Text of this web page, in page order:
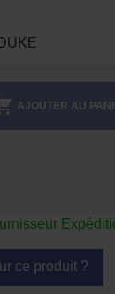
AJOUTER AU
ce produit ?